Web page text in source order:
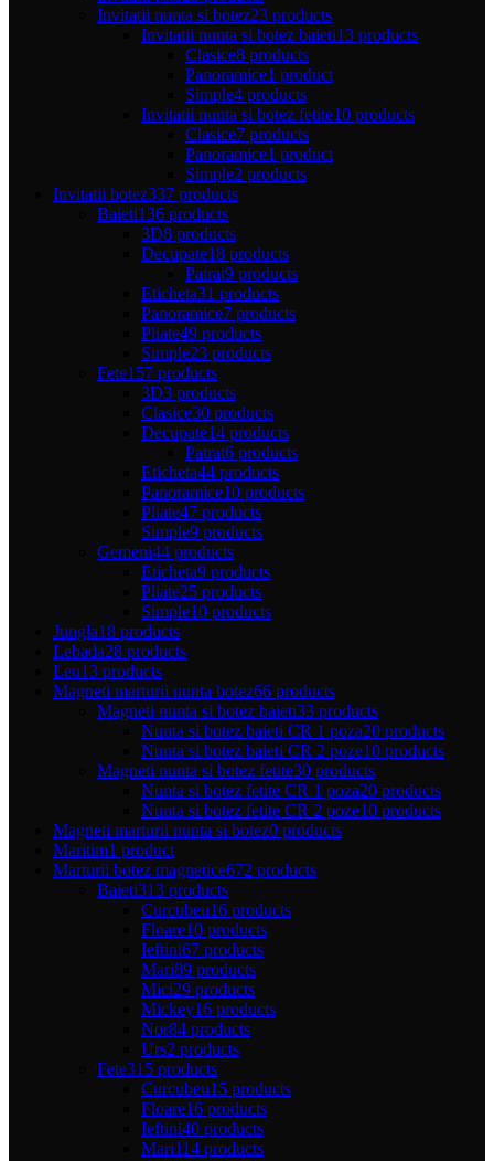
Invitatii nunta si botez23 products
Invitatii nunta si botez baieti13 products
Clasice8 products
Panoramice1 product
Simple4 products
Invitatii nunta si botez fetite10 products
Clasice7 products
Panoramice1 product
Simple2 products
Invitatii botez337 products
Baieti136 products
3D8 products
Decupate18 products
Patrat9 products
Eticheta31 products
Panoramice7 products
Pliate49 products
Simple23 products
Fete157 products
3D3 products
Clasice30 products
Decupate14 products
Patrat6 products
Eticheta44 products
Panoramice10 products
Pliate47 products
Simple9 products
Gemeni44 products
Eticheta9 products
Pliate25 products
Simple10 products
Jungla18 products
Lebada28 products
Leu13 products
Magneti marturii nunta botez66 products
Magneti nunta si botez baieti33 products
Nunta si botez baieti CR 1 poza20 products
Nunta si botez baieti CR 2 poze10 products
Magneti nunta si botez fetite30 products
Nunta si botez fetite CR 1 poza20 products
Nunta si botez fetite CR 2 poze10 products
Magneti marturii nunta si botez0 products
Maritim1 product
Marturii botez magnetice672 products
Baieti313 products
Curcubeu16 products
Floare10 products
Ieftini67 products
Mari89 products
Mici29 products
Mickey16 products
Nor84 products
Urs2 products
Fete315 products
Curcubeu15 products
Floare16 products
Ieftini40 products
Mari114 products